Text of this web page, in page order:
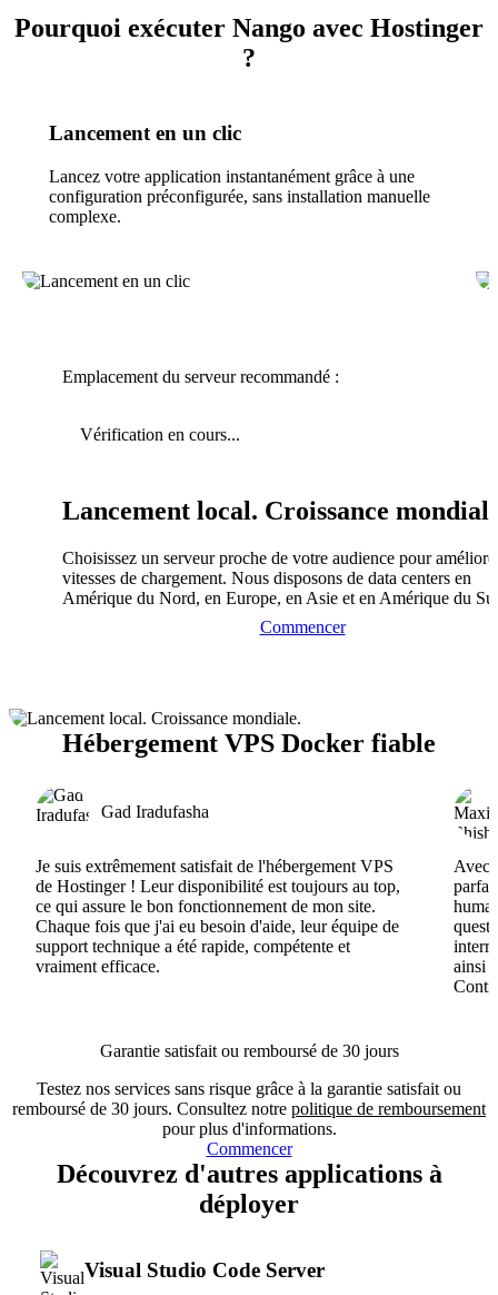
Pourquoi exécuter Nango avec Hostinger
?
Lancement en un clic
Lancez votre application instantanément grâce à une
configuration préconfigurée, sans installation manuelle
complexe.
Emplacement du serveur recommandé :
Vérification en cours...
Lancement local. Croissance
Choisissez un serveur proche de votre audience pour
vitesses de chargement. Nous disposons de data centers en
Amérique du Nord, en Europe, en Asie et en Amérique du
Commencer
Hébergement VPS Docker fiable
Gad Iradufasha
Je suis extrêmement satisfait de l'hébergement VPS
de Hostinger ! Leur disponibilité est toujours au top,
ce qui assure le bon fonctionnement de mon site.
Chaque fois que j'ai eu besoin d'aide, leur équipe de
support technique a été rapide, compétente et
vraiment efficace.
Avec
ainsi
Garantie satisfait ou remboursé de 30 jours
Testez nos services sans risque grâce à la garantie satisfait ou
remboursé de 30 jours. Consultez notre politique de remboursement
pour plus d'informations.
Commencer
Découvrez d'autres applications à
déployer
Visual Studio Code Server